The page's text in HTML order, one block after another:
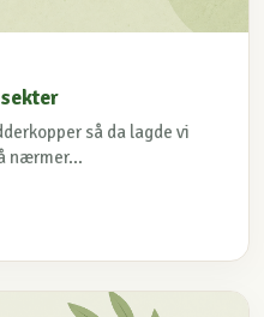
så da lagde vi
nærmer...